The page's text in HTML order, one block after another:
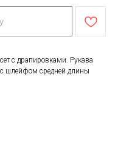
с драпировками. Рукава
шлейфом средней длины